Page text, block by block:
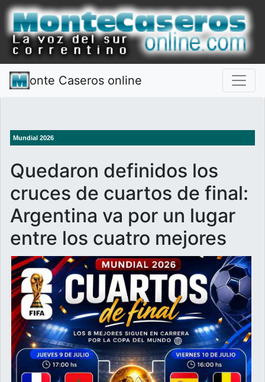
onte Caseros online
Mundial 2026
Quedaron definidos los
cruces de cuartos de final:
Argentina va por un lugar
entre los cuatro mejores